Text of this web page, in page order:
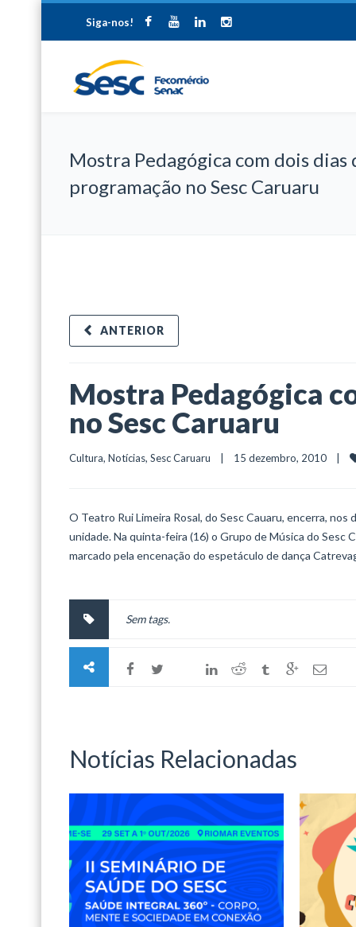
Siga-nos!
Mostra Pedagógica com dois dias
programação no Sesc Caruaru
ANTERIOR
Mostra Pedagógica
no Sesc Caruaru
Cultura, Notícias, Sesc Caruaru
    |    15 dezembro, 2010    |
O Teatro Rui Limeira Rosal, do Sesc Cauaru, encerra,
unidade. Na quinta-feira (16) o Grupo de Música do Sesc
marcado pela encenação do espetáculo de dança
Sem tags.
Notícias Relacionadas